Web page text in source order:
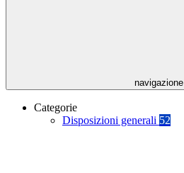
navigazione
Categorie
Disposizioni generali 52